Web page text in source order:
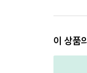
이 상품